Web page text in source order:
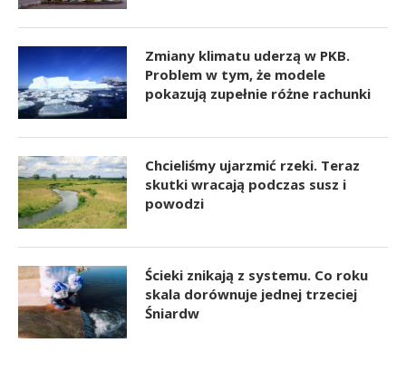
Zmiany klimatu uderzą w PKB.
Problem w tym, że modele
pokazują zupełnie różne rachunki
Chcieliśmy ujarzmić rzeki. Teraz
skutki wracają podczas susz i
powodzi
Ścieki znikają z systemu. Co roku
skala dorównuje jednej trzeciej
Śniardw